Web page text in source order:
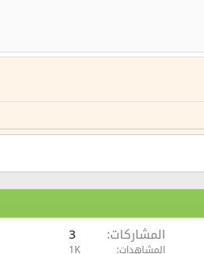
المشاركات 3
المشاهدات 1K